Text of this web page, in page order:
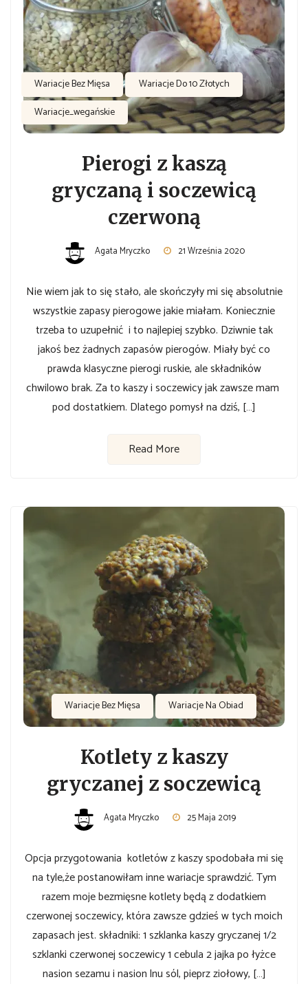
Wariacje Bez Mięsa
Wariacje Do 10 Złotych
Wariacje_wegańskie
Pierogi z kaszą
gryczaną i soczewicą
czerwoną
Agata Mryczko 21 Września 2020
Nie wiem jak to się stało, ale skończyły mi się absolutnie
wszystkie zapasy pierogowe jakie miałam. Koniecznie
trzeba to uzupełnić i to najlepiej szybko. Dziwnie tak
jakoś bez żadnych zapasów pierogów. Miały być co
prawda klasyczne pierogi ruskie, ale składników
chwilowo brak. Za to kaszy i soczewicy jak zawsze mam
pod dostatkiem. Dlatego pomysł na dziś, […]
Read More
Wariacje Bez Mięsa Wariacje Na Obiad
Kotlety z kaszy
gryczanej z soczewicą
Agata Mryczko 25 Maja 2019
Opcja przygotowania kotletów z kaszy spodobała mi się
na tyle,że postanowiłam inne wariacje sprawdzić. Tym
razem moje bezmięsne kotlety będą z dodatkiem
czerwonej soczewicy, która zawsze gdzieś w tych moich
zapasach jest. składniki: 1 szklanka kaszy gryczanej 1/2
szklanki czerwonej soczewicy 1 cebula 2 jajka po łyżce
nasion sezamu i nasion lnu sól, pieprz ziołowy, […]